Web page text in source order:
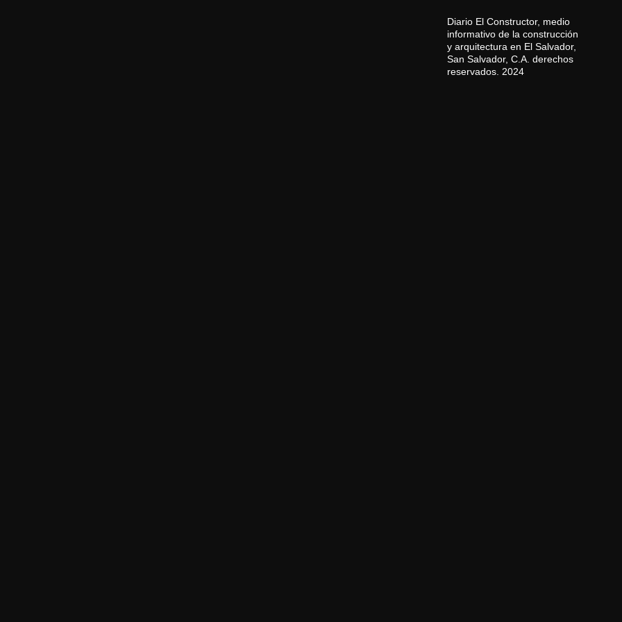
Diario El Constructor, medio
informativo de la construcción
y arquitectura en El Salvador,
San Salvador, C.A. derechos
reservados. 2024